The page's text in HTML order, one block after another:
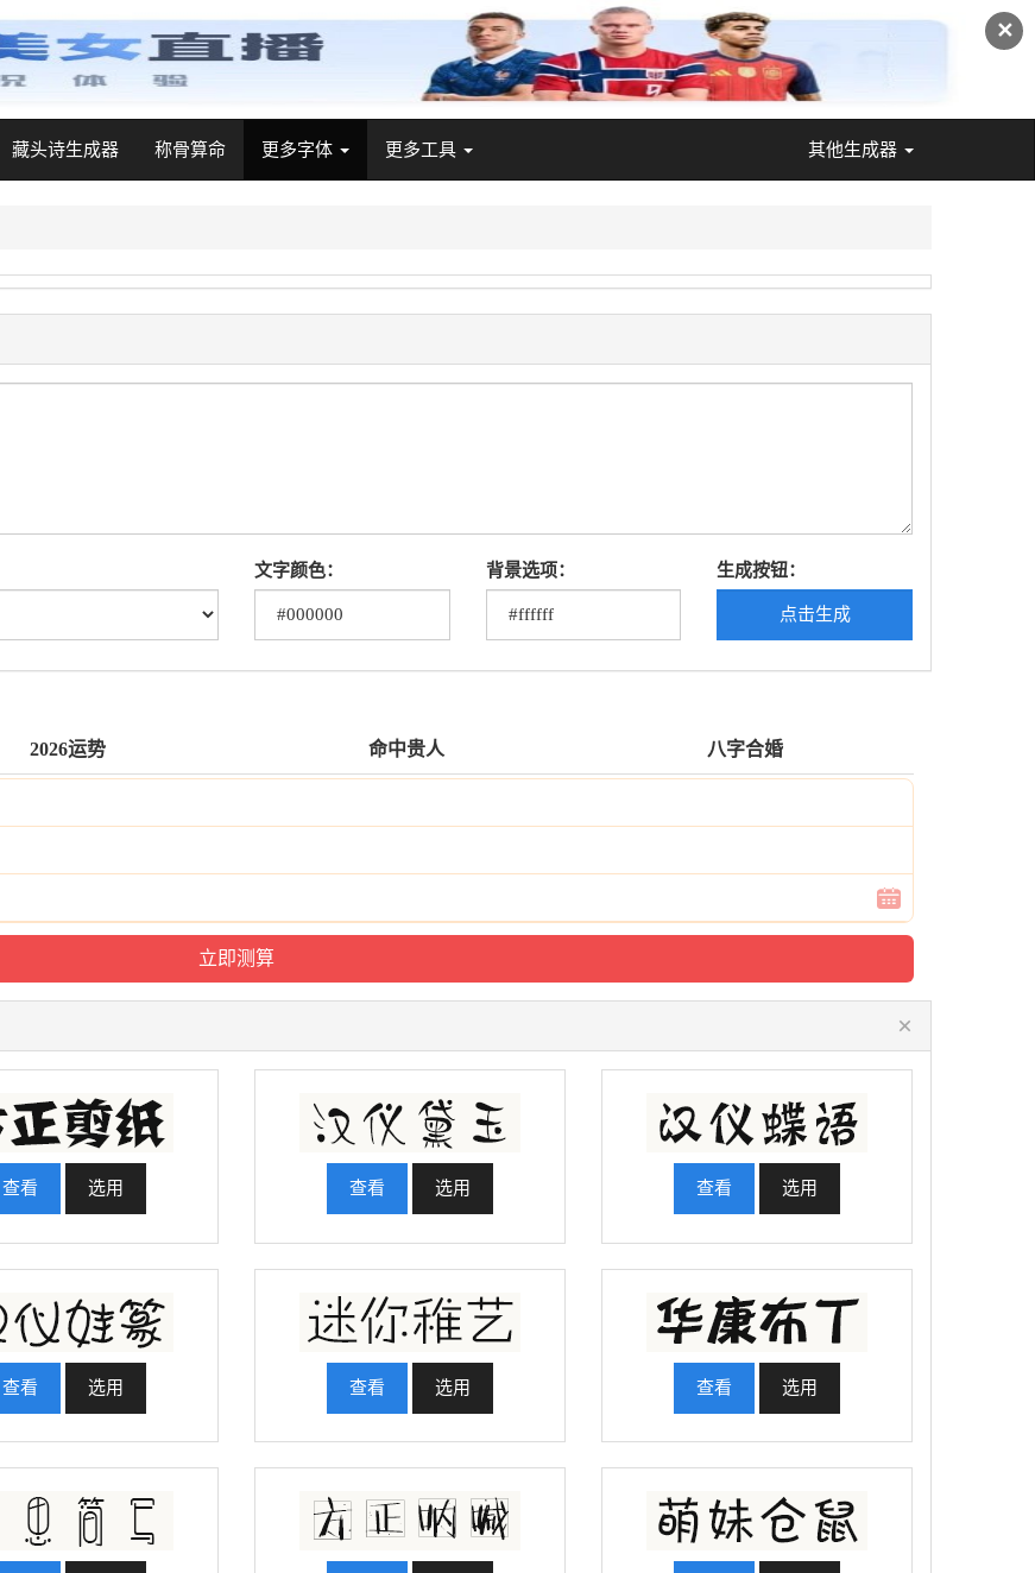
✕
藏头诗生成器 称骨算命 更多字体 更多工具 其他生成器
文字颜色： 背景选项： 生成按钮：
点击生成
2026运势 命中贵人 八字合婚
×
查看 选用 查看 选用 查看 选用
查看 选用 查看 选用 查看 选用